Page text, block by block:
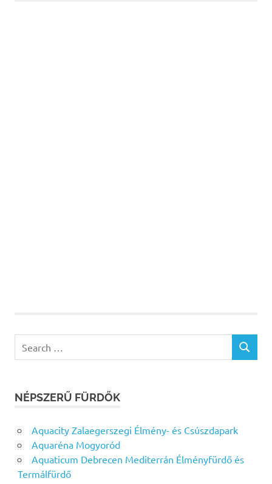
for:
SEARCH
NÉPSZERŰ FÜRDŐK
Aquacity Zalaegerszegi Élmény- és Csúszdapark
Aquaréna Mogyoród
Aquaticum Debrecen Mediterrán Élményfürdő és
Termálfürdő